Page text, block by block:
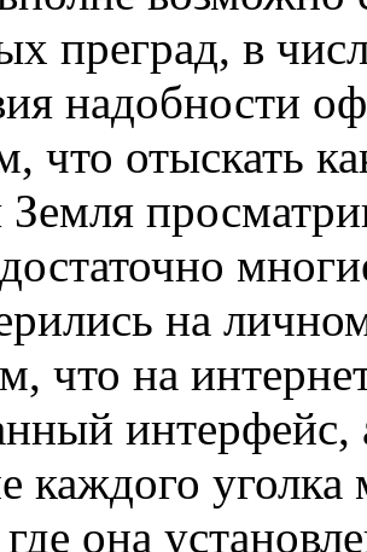
преград, в
надобности
что отыскать
на
что на
интерфейс,
каждого
она